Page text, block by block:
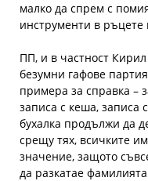
малко да спрем с
инструменти в ръцете
ПП, и в частност
безумни гафове
примера за справка –
записа с кеша, записа
бухалка продължи да
срещу тях, всичките
значение, защото
да разкатае